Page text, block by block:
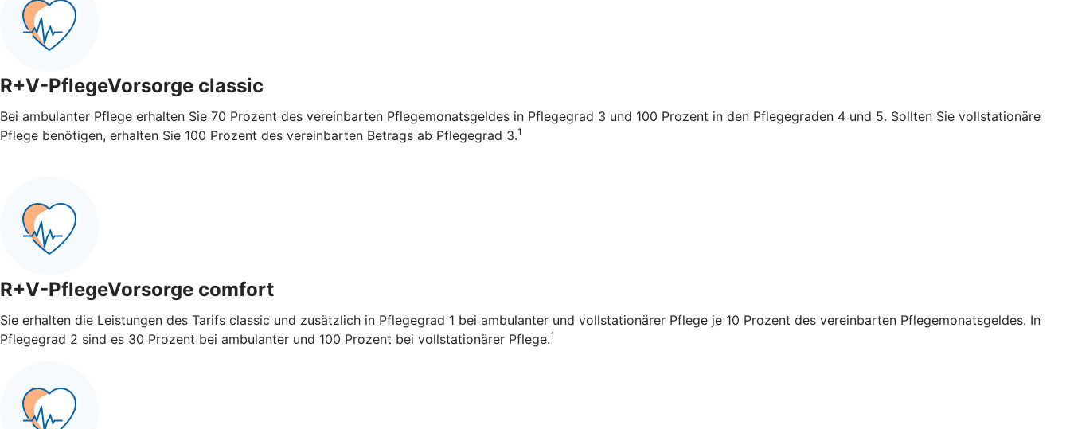
R+V-PflegeVorsorge classic
Bei ambulanter Pflege erhalten Sie 70 Prozent des vereinbarten Pflegemonatsgeldes in Pflegegrad 3 und 100 Prozent in den Pflegegraden 4 und 5. Sollten Sie vollstationäre
Pflege benötigen, erhalten Sie 100 Prozent des vereinbarten Betrags ab Pflegegrad 3.1
R+V-PflegeVorsorge comfort
Sie erhalten die Leistungen des Tarifs classic und zusätzlich in Pflegegrad 1 bei ambulanter und vollstationärer Pflege je 10 Prozent des vereinbarten Pflegemonatsgeldes. In
Pflegegrad 2 sind es 30 Prozent bei ambulanter und 100 Prozent bei vollstationärer Pflege.1